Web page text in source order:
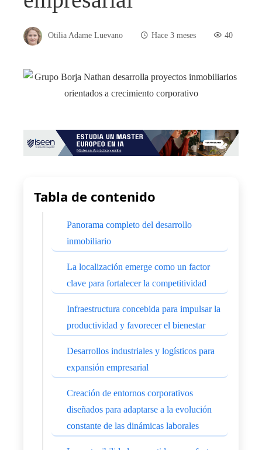
Otilia Adame Luevano Hace 3 meses 40
Tabla de contenido
Panorama completo del desarrollo
inmobiliario
La localización emerge como un factor
clave para fortalecer la competitividad
Infraestructura concebida para impulsar la
productividad y favorecer el bienestar
Desarrollos industriales y logísticos para
expansión empresarial
Creación de entornos corporativos
diseñados para adaptarse a la evolución
constante de las dinámicas laborales